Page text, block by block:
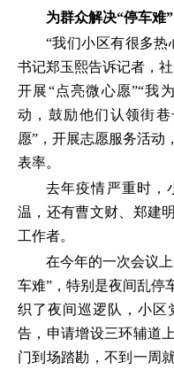
为群众解决“停车难”
“我们小区有很多热
书记郑玉熙告诉记者，
开展“点亮微心愿”“我
动，鼓励他们认领街
愿”，开展志愿服务活动
表率。
去年疫情严重时，
温，还有曹文财、郑建
工作者。
在今年的一次会议
车难”，特别是夜间乱停
织了夜间巡逻队，小区
告，申请增设三环辅道
门到场踏勘，不到一周